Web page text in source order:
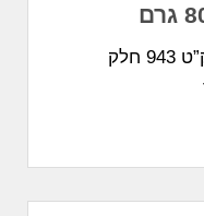
מק״ט 1054 בד”צ בית יוסף מק”ט 943 חלק